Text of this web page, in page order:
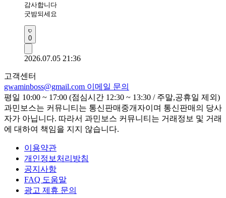
감사합니다
굿밤되세요
0
2026.07.05 21:36
고객센터
gwaminboss@gmail.com 이메일 문의
평일 10:00 ~ 17:00 (점심시간 12:30 ~ 13:30 / 주말,공휴일 제외)
과민보스는 커뮤니티는 통신판매중개자이며 통신판매의 당사
자가 아닙니다. 따라서 과민보스 커뮤니티는 거래정보 및 거래
에 대하여 책임을 지지 않습니다.
이용약관
개인정보처리방침
공지사항
FAQ 도움말
광고 제휴 문의